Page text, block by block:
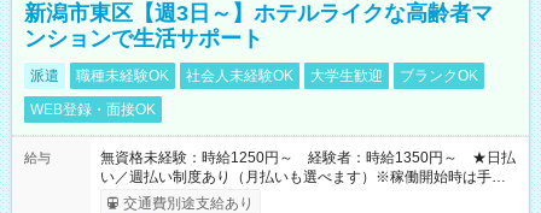
新潟市東区【週3日～】ホテルライクな高齢者マ
ンションで生活サポート
派遣 職種未経験OK 社会人未経験OK 大学生歓迎
ブランクOK
WEB登録・面接OK
給与
無資格未経験：時給1250円～ 経験者：時給1350円～ ★日払
い／週払い制度あり（月払いも選べます）※稼働開始時は手続き
完了次第のお支払いとなります。
交通費別途支給あり